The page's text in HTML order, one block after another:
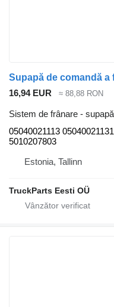
16,94 EUR ≈ 88,88 RON
Sistem de frânare -
05040021113
5010207803
Estonia, Tallinn
TruckParts Eesti OÜ